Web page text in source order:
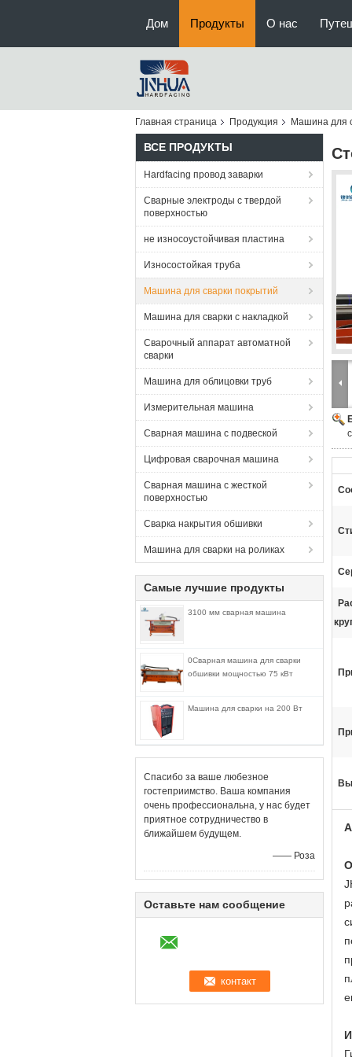
Дом Продукты О нас
Главная страница Продукция Машина для
ВСЕ ПРОДУКТЫ
Hardfacing провод заварки
Сварные электроды с твердой
поверхностью
не износоустойчивая пластина
Износостойкая труба
Машина для сварки покрытий
Машина для сварки с накладкой
Сварочный аппарат автоматной
сварки
Машина для облицовки труб
Измерительная машина
Сварная машина с подвеской
Цифровая сварочная машина
Сварная машина с жесткой
поверхностью
Сварка накрытия обшивки
Машина для сварки на роликах
Самые лучшие продукты
3100 мм сварная машина
0Сварная машина для сварки
обшивки мощностью 75 кВт
Машина для сварки на 200 Вт
Спасибо за ваше любезное
гостеприимство. Ваша компания
очень профессиональна, у нас будет
приятное сотрудничество в
ближайшем будущем.
—— Роза
Оставьте нам сообщение